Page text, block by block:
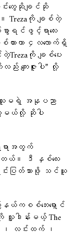
းတွေဆိုချင်ဆို
Trezaကို ချစ်တဲ့
စွာရင်ဖွင့်ရာလေး
ားတာ ၄လလောက်ရှိ
ကို ချစ်ပေး
း ကျေးဇူးပါ” လို့
းနဲ့ သူမရဲ့ အနုပညာ
မယ်လို့ ဆိုပါ
ရာအတွက်
။ ဒီ နှစ်လေး
ရှင်းပြတ်သားဖို့ သင်ယူ
ကစစ်ဘေးရှောင်
လှူဒါန်းမယ့် The
ာ ၊ လင်းထက် ၊